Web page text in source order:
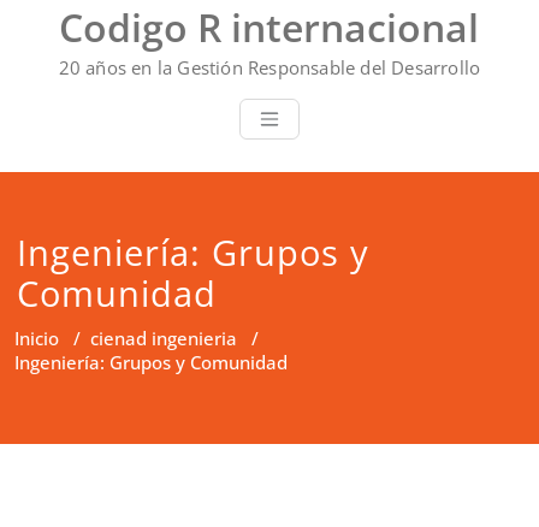
Codigo R internacional
20 años en la Gestión Responsable del Desarrollo
Ingeniería: Grupos y
Comunidad
Inicio / cienad ingenieria /
Ingeniería: Grupos y Comunidad